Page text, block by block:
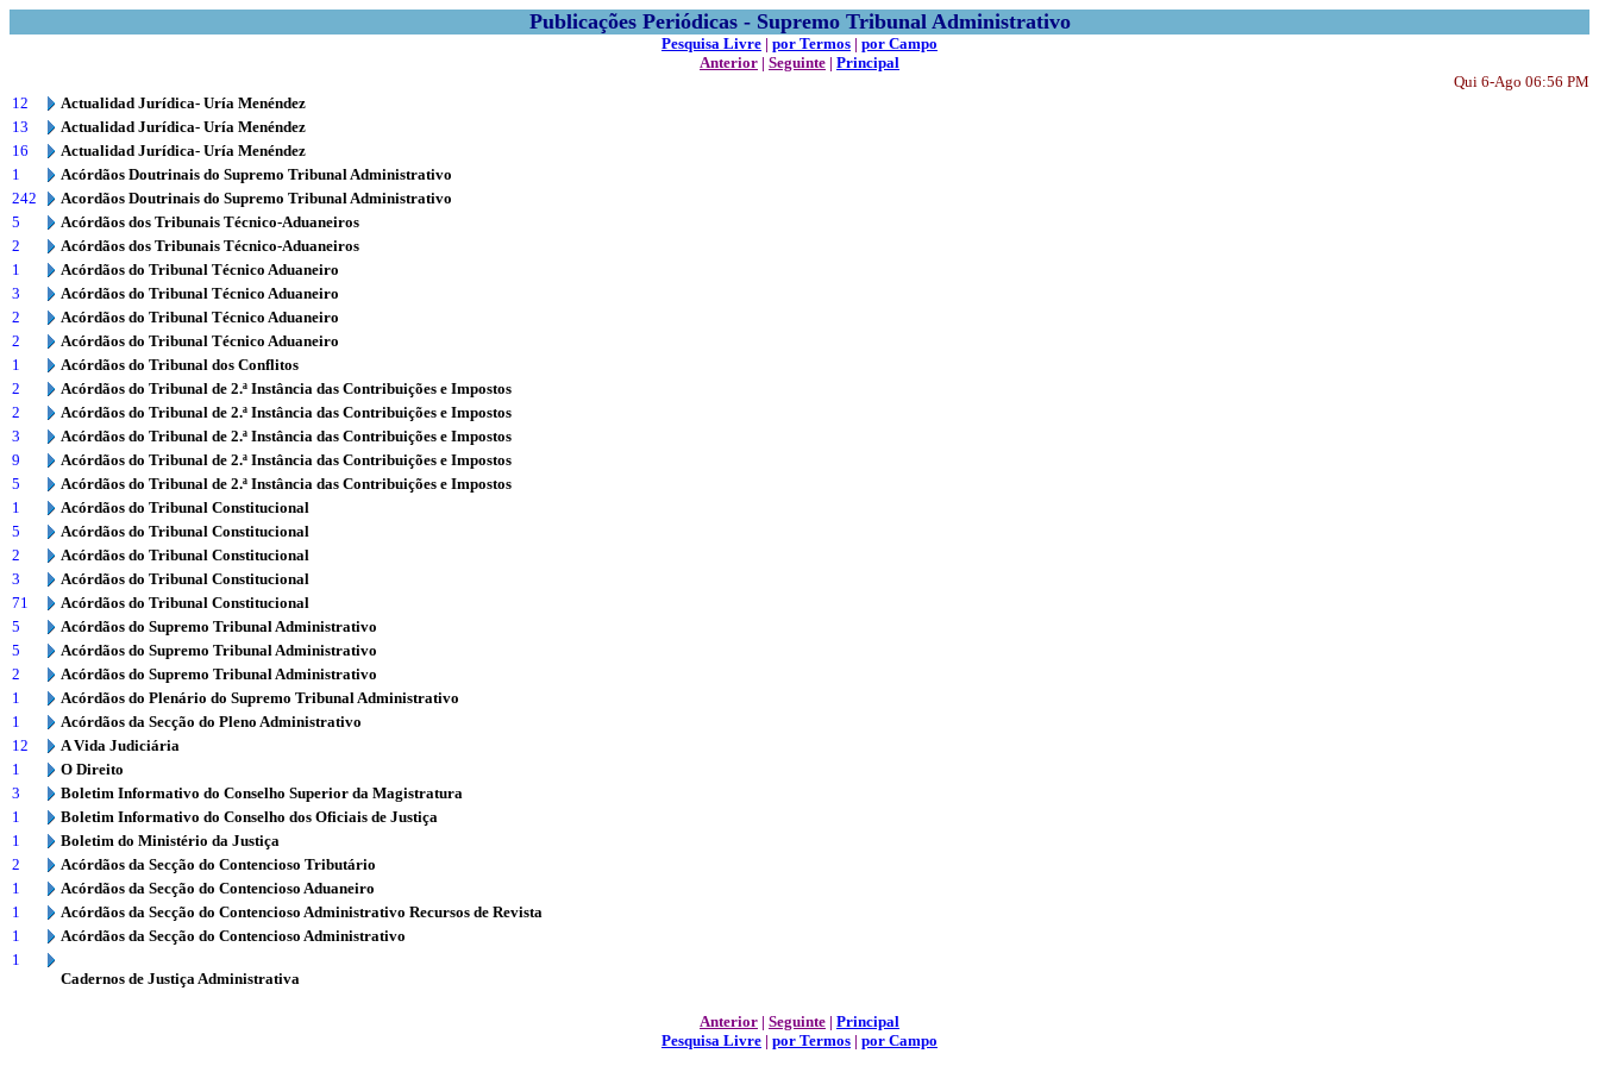
Publicações Periódicas - Supremo Tribunal Administrativo
Pesquisa Livre | por Termos | por Campo
Anterior | Seguinte | Principal
Qui 6-Ago 06:56 PM
12
Actualidad Jurídica- Uría Menéndez
13
Actualidad Jurídica- Uría Menéndez
16
Actualidad Jurídica- Uría Menéndez
1
Acórdãos Doutrinais do Supremo Tribunal Administrativo
242
Acordãos Doutrinais do Supremo Tribunal Administrativo
5
Acórdãos dos Tribunais Técnico-Aduaneiros
2
Acórdãos dos Tribunais Técnico-Aduaneiros
1
Acórdãos do Tribunal Técnico Aduaneiro
3
Acórdãos do Tribunal Técnico Aduaneiro
2
Acórdãos do Tribunal Técnico Aduaneiro
2
Acórdãos do Tribunal Técnico Aduaneiro
1
Acórdãos do Tribunal dos Conflitos
2
Acórdãos do Tribunal de 2.ª Instância das Contribuições e Impostos
2
Acórdãos do Tribunal de 2.ª Instância das Contribuições e Impostos
3
Acórdãos do Tribunal de 2.ª Instância das Contribuições e Impostos
9
Acórdãos do Tribunal de 2.ª Instância das Contribuições e Impostos
5
Acórdãos do Tribunal de 2.ª Instância das Contribuições e Impostos
1
Acórdãos do Tribunal Constitucional
5
Acórdãos do Tribunal Constitucional
2
Acórdãos do Tribunal Constitucional
3
Acórdãos do Tribunal Constitucional
71
Acórdãos do Tribunal Constitucional
5
Acórdãos do Supremo Tribunal Administrativo
5
Acórdãos do Supremo Tribunal Administrativo
2
Acórdãos do Supremo Tribunal Administrativo
1
Acórdãos do Plenário do Supremo Tribunal Administrativo
1
Acórdãos da Secção do Pleno Administrativo
12
A Vida Judiciária
1
O Direito
3
Boletim Informativo do Conselho Superior da Magistratura
1
Boletim Informativo do Conselho dos Oficiais de Justiça
1
Boletim do Ministério da Justiça
2
Acórdãos da Secção do Contencioso Tributário
1
Acórdãos da Secção do Contencioso Aduaneiro
1
Acórdãos da Secção do Contencioso Administrativo Recursos de Revista
1
Acórdãos da Secção do Contencioso Administrativo
1
Cadernos de Justiça Administrativa
Anterior | Seguinte | Principal
Pesquisa Livre | por Termos | por Campo